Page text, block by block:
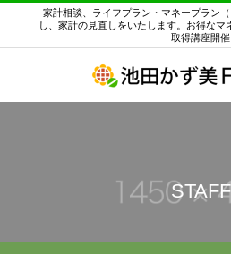
家計相談、ライフプラン・マネープラン
し、家計の見直しをいたします。お得な
取得講座開催
STAFF